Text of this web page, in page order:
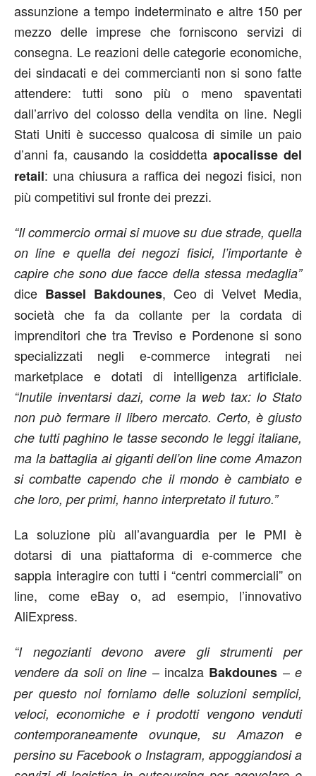
assunzione a tempo indeterminato e altre 150 per
mezzo delle imprese che forniscono servizi di
consegna. Le reazioni delle categorie economiche,
dei sindacati e dei commercianti non si sono fatte
attendere: tutti sono più o meno spaventati
dall’arrivo del colosso della vendita on line. Negli
Stati Uniti è successo qualcosa di simile un paio
d’anni fa, causando la cosiddetta apocalisse del
retail: una chiusura a raffica dei negozi fisici, non
più competitivi sul fronte dei prezzi.
“Il commercio ormai si muove su due strade, quella
on line e quella dei negozi fisici, l’importante è
capire che sono due facce della stessa medaglia”
dice Bassel Bakdounes, Ceo di Velvet Media,
società che fa da collante per la cordata di
imprenditori che tra Treviso e Pordenone si sono
specializzati negli e-commerce integrati nei
marketplace e dotati di intelligenza artificiale.
“Inutile inventarsi dazi, come la web tax: lo Stato
non può fermare il libero mercato. Certo, è giusto
che tutti paghino le tasse secondo le leggi italiane,
ma la battaglia ai giganti dell’on line come Amazon
si combatte capendo che il mondo è cambiato e
che loro, per primi, hanno interpretato il futuro.”
La soluzione più all’avanguardia per le PMI è
dotarsi di una piattaforma di e-commerce che
sappia interagire con tutti i “centri commerciali” on
line, come eBay o, ad esempio, l’innovativo
AliExpress.
“I negozianti devono avere gli strumenti per
vendere da soli on line – incalza Bakdounes –e
per questo noi forniamo delle soluzioni semplici,
veloci, economiche e i prodotti vengono venduti
contemporaneamente ovunque, su Amazon e
persino su Facebook o Instagram, appoggiandosi a